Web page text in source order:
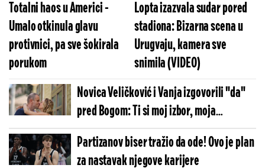
Totalni haos u Americi -
Umalo otkinula glavu
protivnici, pa sve šokirala
porukom
Lopta izazvala sudar pored
stadiona: Bizarna scena u
Urugvaju, kamera sve
snimila (VIDEO)
Novica Veličković i Vanja izgovorili "da"
pred Bogom: Ti si moj izbor, moja
sigurnost i moje zauvek
Partizanov biser tražio da ode! Ovo je plan
za nastavak njegove karijere